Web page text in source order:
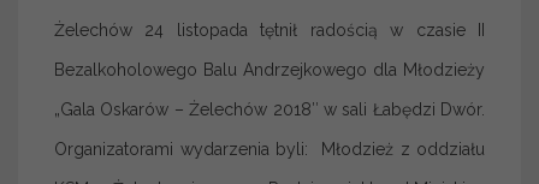
Żelechów 24 listopada tętnił radością w czasie II
Bezalkoholowego Balu Andrzejkowego dla Młodzieży
„Gala Oskarów – Żelechów 2018″ w sali Łabędzi Dwór.
Organizatorami wydarzenia byli: Młodzież z oddziału